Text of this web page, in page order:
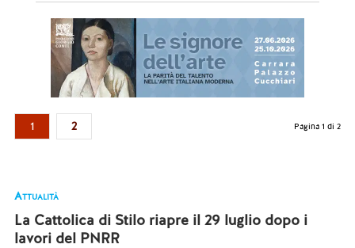
1 2 Pagina 1 di 2
Attualità
La Cattolica di Stilo riapre il 29 luglio dopo i
lavori del PNRR